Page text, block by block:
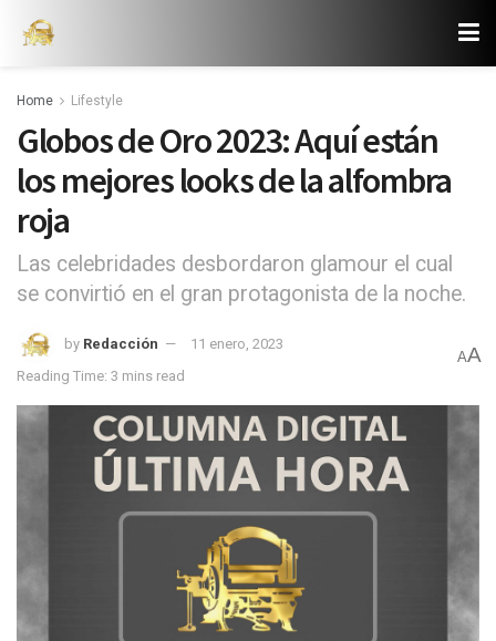
Home Lifestyle
Globos de Oro 2023: Aquí están
los mejores looks de la alfombra
roja
Las celebridades desbordaron glamour el cual
se convirtió en el gran protagonista de la noche.
by Redacción
11 enero, 2023
Reading Time: 3 mins read
AA